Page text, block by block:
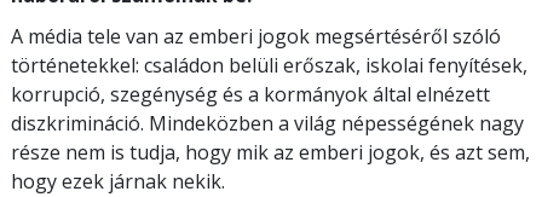
A média tele van az emberi jogok megsértéséről szóló
történetekkel: családon belüli erőszak, iskolai fenyítések,
korrupció, szegénység és a kormányok által elnézett
diszkrimináció. Mindeközben a világ népességének nagy
része nem is tudja, hogy mik az emberi jogok, és azt sem,
hogy ezek járnak nekik.